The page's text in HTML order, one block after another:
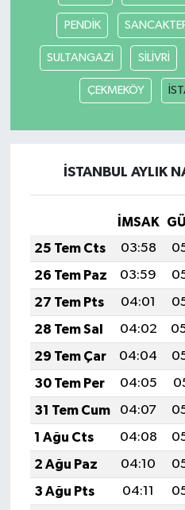
PENDİK
SULTANGAZİ SİLİVRİ
ÇEKMEKÖY
İSTANBUL AYLIK
İMSAK
25 Tem Cts
03:58
26 Tem Paz
03:59
27 Tem Pts
04:01
28 Tem Sal
04:02
29 Tem Çar
04:04
30 Tem Per
04:05
31 Tem Cum
04:07
1 Ağu Cts
04:08
2 Ağu Paz
04:10
3 Ağu Pts
04:11